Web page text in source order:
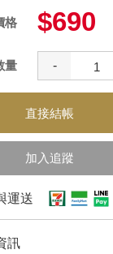
格 $690
量 -
直接結帳
加入追蹤
運送
訊